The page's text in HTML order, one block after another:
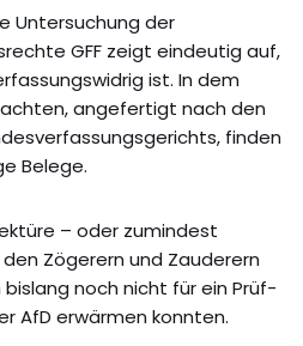
Untersuchung der
GFF zeigt eindeutig auf,
ist. In dem
angefertigt nach den
finden
Belege.
– oder zumindest
Zögerern und Zauderern
noch nicht für ein Prüf-
AfD erwärmen konnten.